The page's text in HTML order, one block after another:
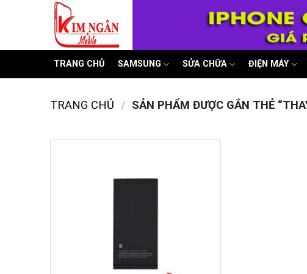
TRANG CHỦ SAMSUNG SỬA CHỮA ĐIỆN MÁY
TRANG CHỦ / SẢN PHẨM ĐƯỢC GẮN THẺ